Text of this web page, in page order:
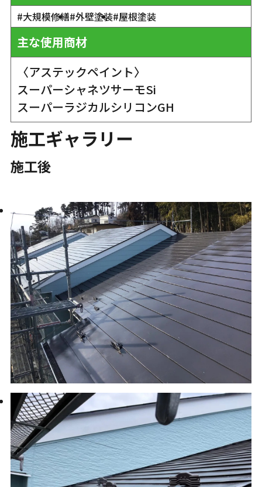
#大規模修繕#外壁塗装#屋根塗装
主な使用商材
〈アステックペイント〉
スーパーシャネツサーモSi
スーパーラジカルシリコンGH
施工ギャラリー
施工後